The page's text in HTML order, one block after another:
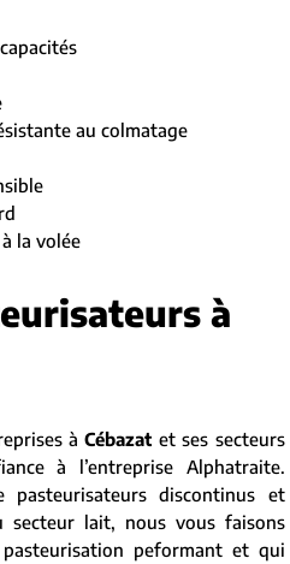
au colmatage
la volée
à
àCébazat et ses secteurs
à l’entreprise Alphatraite.
pasteurisateurs discontinus et
secteur lait, nous vous faisons
peformant et qui